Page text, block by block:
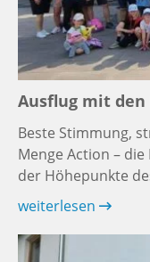
Ausflug mit
Beste Stimmung,
Menge Action –
der Höhepunkte
weiterlesen